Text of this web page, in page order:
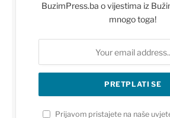
BuzimPress.ba o vijestima iz
mnogo toga!
Prijavom pristajete na naše